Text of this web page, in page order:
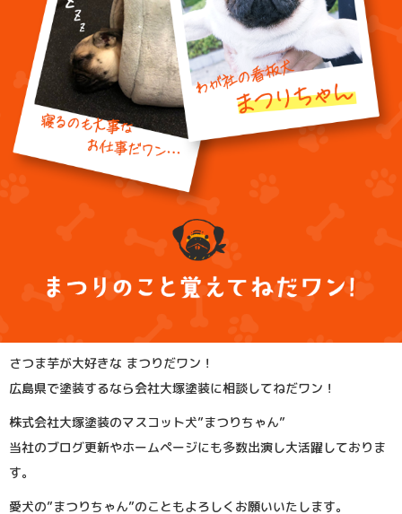
さつま芋が大好きな まつりだワン！
広島県で塗装するなら会社大塚塗装に相談してねだワン！
株式会社大塚塗装のマスコット犬”まつりちゃん”
当社のブログ更新やホームページにも多数出演し大活躍しておりま
す。
愛犬の”まつりちゃん”のこともよろしくお願いいたします。